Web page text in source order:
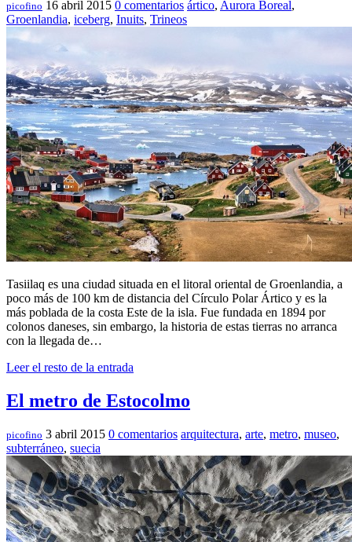
picofino 16 abril 2015 0 comentarios ártico, Aurora Boreal,
Groenlandia, iceberg, Inuits, Trineos
Tasiilaq es una ciudad situada en el litoral oriental de Groenlandia, a
poco más de 100 km de distancia del Círculo Polar Ártico y es la
más poblada de la costa Este de la isla. Fue fundada en 1894 por
colonos daneses, sin embargo, la historia de estas tierras no arranca
con la llegada de…
Leer el resto de la entrada
El metro de Estocolmo
picofino 3 abril 2015 0 comentarios arquitectura, arte, metro, museo,
subterráneo, suecia